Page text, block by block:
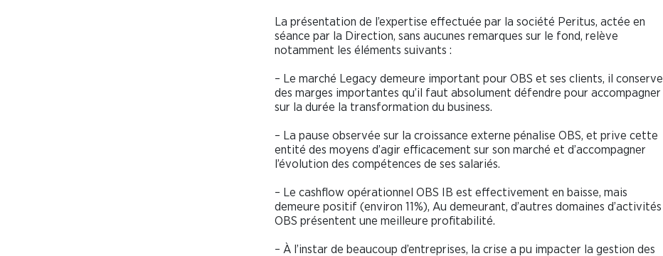
La présentation de l’expertise effectuée par la société Peritus, actée en
séance par la Direction, sans aucunes remarques sur le fond, relève
notamment les éléments suivants :
– Le marché Legacy demeure important pour OBS et ses clients, il conserve
des marges importantes qu’il faut absolument défendre pour accompagner
sur la durée la transformation du business.
– La pause observée sur la croissance externe pénalise OBS, et prive cette
entité des moyens d’agir efficacement sur son marché et d’accompagner
l’évolution des compétences de ses salariés.
– Le cashflow opérationnel OBS IB est effectivement en baisse, mais
demeure positif (environ 11%), Au demeurant, d’autres domaines d’activités
OBS présentent une meilleure profitabilité.
– À l’instar de beaucoup d’entreprises, la crise a pu impacter la gestion des